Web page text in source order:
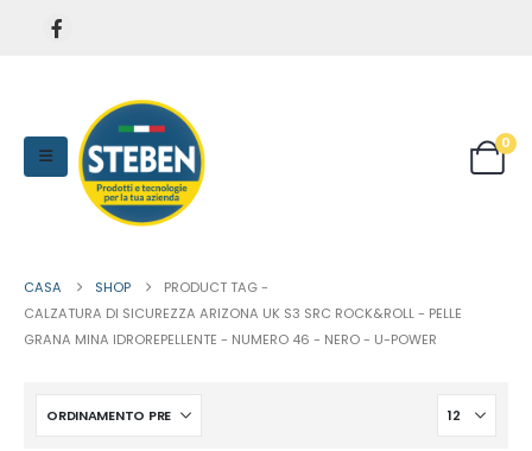
0
CASA SHOP
PRODUCT TAG -
CALZATURA DI SICUREZZA ARIZONA UK S3 SRC ROCK&ROLL - PELLE
GRANA MINA IDROREPELLENTE - NUMERO 46 - NERO - U-POWER